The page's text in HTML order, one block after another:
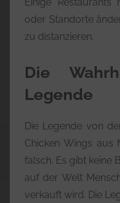
oder Standorte
zu distanzieren.
Die
Legende
Die Legende von
Chicken Wings aus
falsch. Es gibt keine
auf der Welt
verkauft wird. Die